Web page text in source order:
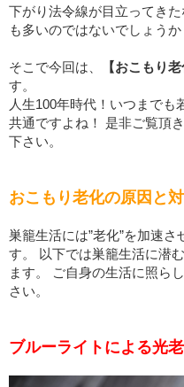
下がり法令線が目立ってき
も多いのではないでしょうか
そこで今回は、 【おこもり
す。
人生100年時代！いつまでも
共通ですよね！ 是非ご覧頂
下さい。
おこもり老化の原因と
巣籠生活には”老化”を加速
す。 以下では巣籠生活に潜
ます。 ご自身の生活に照ら
さい。
ブルーライトによる光